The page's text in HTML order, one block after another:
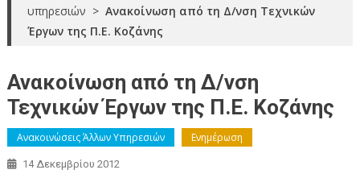
υπηρεσιών > Ανακοίνωση από τη Δ/νση Τεχνικών
Έργων της Π.Ε. Κοζάνης
Ανακοίνωση από τη Δ/νση
Τεχνικών Έργων της Π.Ε. Κοζάνης
Ανακοινώσεις Άλλων Υπηρεσιών Ενημέρωση
14 Δεκεμβρίου 2012